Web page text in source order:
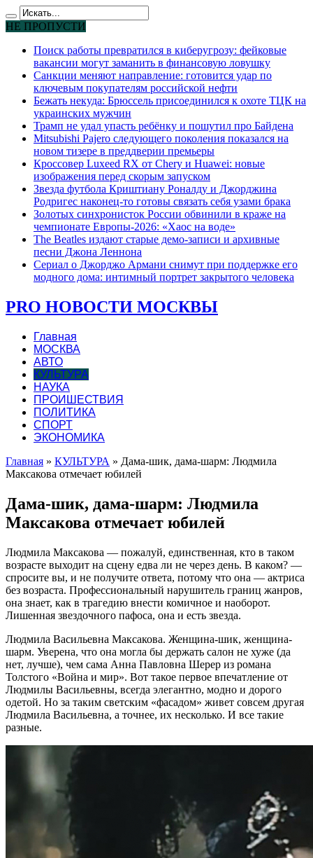
НЕ ПРОПУСТИ
Поиск работы превратился в киберугрозу: фейковые
вакансии могут заманить в финансовую ловушку
Санкции меняют направление: готовится удар по
ключевым покупателям российской нефти
Бежать некуда: Брюссель присоединился к охоте ТЦК на
украинских мужчин
Трамп не удал упасть ребёнку и пошутил про Байдена
Mitsubishi Pajero следующего поколения показался на
новом тизере в преддверии премьеры
Кроссовер Luxeed RX от Chery и Huawei: новые
изображения перед скорым запуском
Звезда футбола Криштиану Роналду и Джорджина
Родригес наконец-то готовы связать себя узами брака
Золотых синхронисток России обвинили в краже на
чемпионате Европы-2026: «Хаос на воде»
The Beatles издают старые демо-записи и архивные
песни Джона Леннона
Сериал о Джорджо Армани снимут при поддержке его
модного дома: интимный портрет закрытого человека
PRO НОВОСТИ МОСКВЫ
Главная
МОСКВА
АВТО
КУЛЬТУРА
НАУКА
ПРОИШЕСТВИЯ
ПОЛИТИКА
СПОРТ
ЭКОНОМИКА
Главная » КУЛЬТУРА » Дама-шик, дама-шарм: Людмила
Максакова отмечает юбилей
Дама-шик, дама-шарм: Людмила
Максакова отмечает юбилей
Людмила Максакова — пожалуй, единственная, кто в таком
возрасте выходит на сцену едва ли не через день. В каком? —
спросите вы, и не получите ответа, потому что она — актриса
без возраста. Профессиональный нарушитель границ жанров,
она знает, как в трагедию внести комичное и наоборот.
Лишенная звездочного пафоса, она и есть звезда.
Людмила Васильевна Максакова. Женщина-шик, женщина-
шарм. Уверена, что она могла бы держать салон не хуже (да
нет, лучше), чем сама Анна Павловна Шерер из романа
Толстого «Война и мир». Вот такое первое впечатление от
Людмилы Васильевны, всегда элегантно, модно и дорого
одетой. Но за таким светским «фасадом» живет совсем другая
Людмила Васильевна, а точнее, их несколько. И все такие
разные.